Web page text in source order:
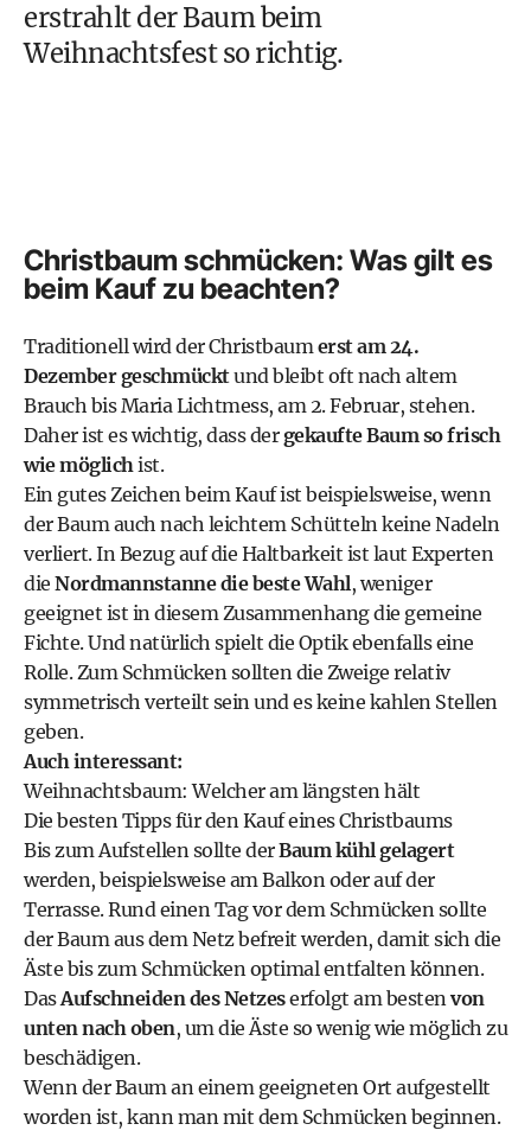
erstrahlt der Baum beim
Weihnachtsfestso richtig.
Christbaum schmücken: Was gilt es
beim Kauf zu beachten?
Traditionell wird der Christbaumerst am 24.
Dezember geschmücktund bleibt oft nach altem
Brauch bis Maria Lichtmess, am 2. Februar, stehen.
Daher ist es wichtig, dass dergekaufte Baum so frisch
wie möglichist.
Ein gutes Zeichen beim Kauf ist beispielsweise, wenn
der Baum auch nach leichtem Schütteln keine Nadeln
verliert. In Bezug auf die Haltbarkeit ist laut Experten
die Nordmannstanne die beste Wahl, weniger
geeignet ist in diesem Zusammenhang die gemeine
Fichte. Und natürlich spielt die Optik ebenfalls eine
Rolle. Zum Schmücken sollten die Zweige relativ
symmetrisch verteilt sein und es keine kahlen Stellen
geben.
Auch interessant:
Weihnachtsbaum: Welcher am längsten hält
Die besten Tipps für den Kauf eines Christbaums
Bis zum Aufstellen sollte derBaum kühl gelagert
werden, beispielsweise am Balkon oder auf der
Terrasse. Rund einen Tag vor dem Schmücken sollte
der Baum aus dem Netz befreit werden, damit sich die
Äste bis zum Schmücken optimal entfalten können.
DasAufschneiden des Netzeserfolgt am bestenvon
unten nach oben, um die Äste so wenig wie möglich zu
beschädigen.
Wenn der Baum an einem geeigneten Ort aufgestellt
worden ist, kann man mit dem Schmücken beginnen.